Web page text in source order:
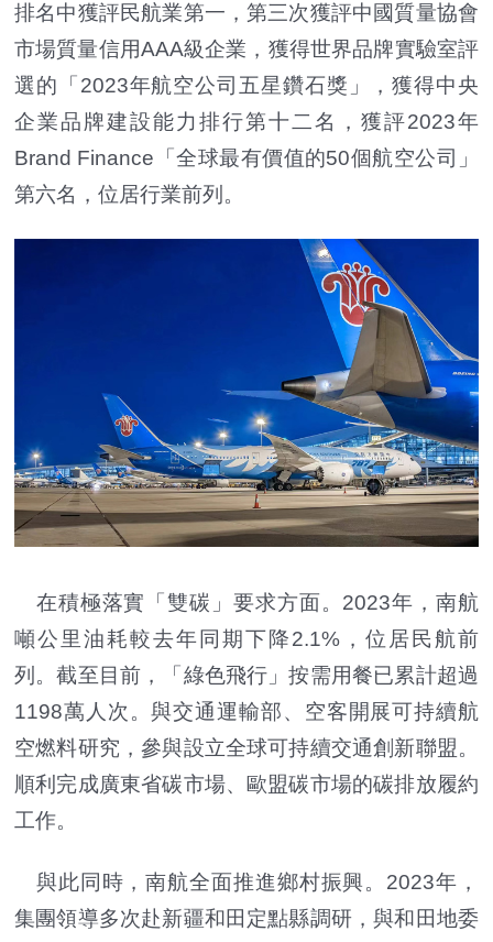
排名中獲評民航業第一，第三次獲評中國質量協會
市場質量信用AAA級企業，獲得世界品牌實驗室評
選的「2023年航空公司五星鑽石獎」，獲得中央
企業品牌建設能力排行第十二名，獲評2023年
Brand Finance「全球最有價值的50個航空公司」
第六名，位居行業前列。
在積極落實「雙碳」要求方面。2023年，南航
噸公里油耗較去年同期下降2.1%，位居民航前
列。截至目前，「綠色飛行」按需用餐已累計超過
1198萬人次。與交通運輸部、空客開展可持續航
空燃料研究，參與設立全球可持續交通創新聯盟。
順利完成廣東省碳市場、歐盟碳市場的碳排放履約
工作。
與此同時，南航全面推進鄉村振興。2023年，
集團領導多次赴新疆和田定點縣調研，與和田地委